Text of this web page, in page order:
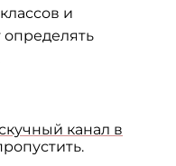
и
канал в